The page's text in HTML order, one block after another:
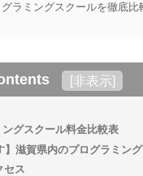
ラミングスクールを徹底比
[非表示]
グスクール料金比較表
】滋賀県内のプログラミン
セス